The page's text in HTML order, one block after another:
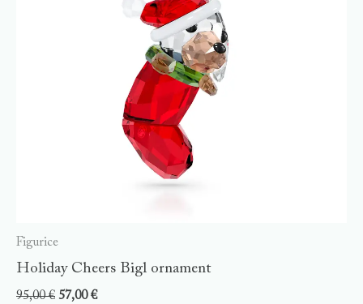
Figurice
Holiday Cheers Bigl ornament
95,00€ 57,00€